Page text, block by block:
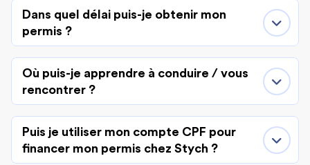
Dans quel délai puis-je obtenir mon
permis ?
Où puis-je apprendre à conduire / vous
rencontrer ?
Puis je utiliser mon compte CPF pour
financer mon permis chez Stych ?